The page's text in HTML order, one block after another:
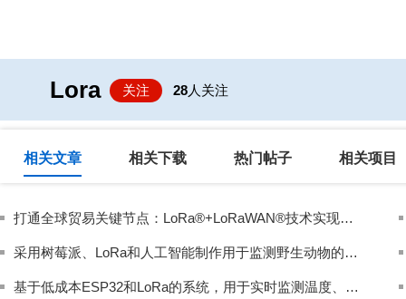
Lora 关注 28人关注
相关文章 相关下载 热门帖子 相关项目
打通全球贸易关键节点：LoRa®+LoRaWAN®技术实现集装箱实时追踪体系落地
采用树莓派、LoRa和人工智能制作用于监测野生动物的远距离监控系统，以发现异常活动
基于低成本ESP32和LoRa的系统，用于实时监测温度、湿度、压力、紫外线指数和空气质量